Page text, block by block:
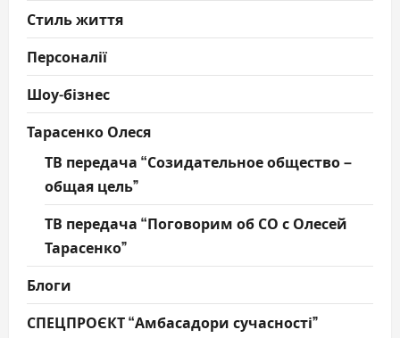
Стиль життя
Персоналії
Шоу-бізнес
Тарасенко Олеся
ТВ передача “Созидательное общество –
общая цель”
ТВ передача “Поговорим об СО с Олесей
Тарасенко”
Блоги
СПЕЦПРОЄКТ “Амбасадори сучасності”